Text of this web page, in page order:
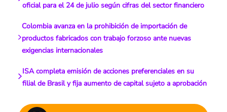
oficial para el 24 de julio según cifras del sector financiero
Colombia avanza en la prohibición de importación de
productos fabricados con trabajo forzoso ante nuevas
exigencias internacionales
ISA completa emisión de acciones preferenciales en su
filial de Brasil y fija aumento de capital sujeto a aprobación